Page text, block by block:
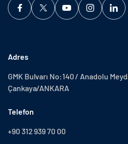
Adres
GMK Bulvarı No:140 / Anadolu
Çankaya/ANKARA
Telefon
+90 312 939 70 00